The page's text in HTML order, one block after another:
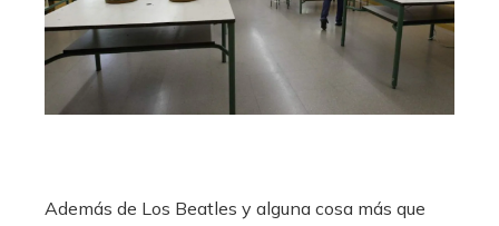
Además de Los Beatles y alguna cosa más que